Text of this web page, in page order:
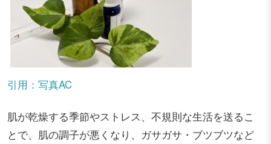
引用：写真AC
肌が乾燥する季節やストレス、不規則な生活を送るこ
とで、肌の調子が悪くなり、ガサガサ・ブツブツなど